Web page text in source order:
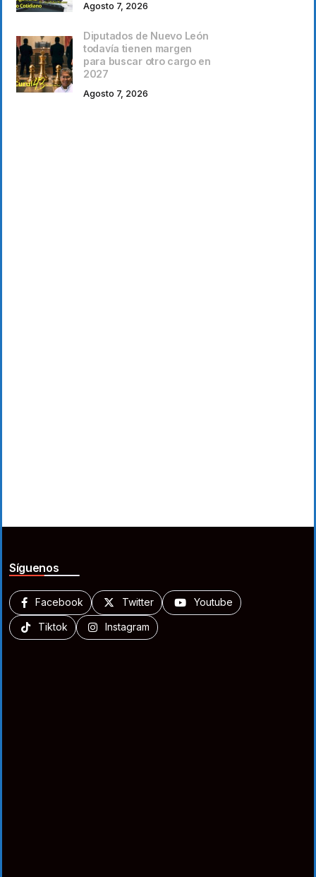
Agosto 7, 2026
Diputados de Nuevo León
todavía tienen margen
para buscar otro cargo en
2027
Agosto 7, 2026
Síguenos
Facebook Twitter Youtube
Tiktok Instagram